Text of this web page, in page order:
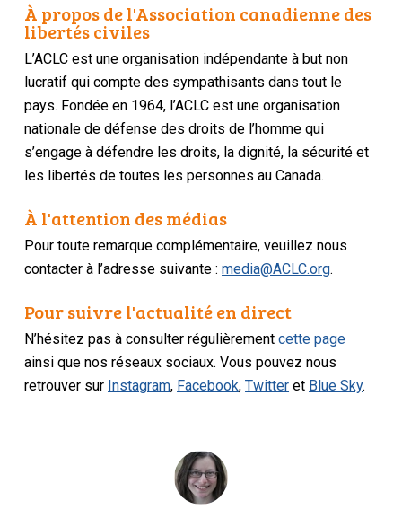
À propos de l'Association canadienne des
libertés civiles
L’ACLC est une organisation indépendante à but non
lucratif qui compte des sympathisants dans tout le
pays. Fondée en 1964, l’ACLC est une organisation
nationale de défense des droits de l’homme qui
s’engage à défendre les droits, la dignité, la sécurité et
les libertés de toutes les personnes au Canada.
À l'attention des médias
Pour toute remarque complémentaire, veuillez nous
contacter à l’adresse suivante :media@ACLC.org.
Pour suivre l'actualité en direct
N’hésitez pas à consulter régulièrementcette page
ainsi que nos réseaux sociaux. Vous pouvez nous
retrouver sur Instagram, Facebook,Twitter et Blue Sky.